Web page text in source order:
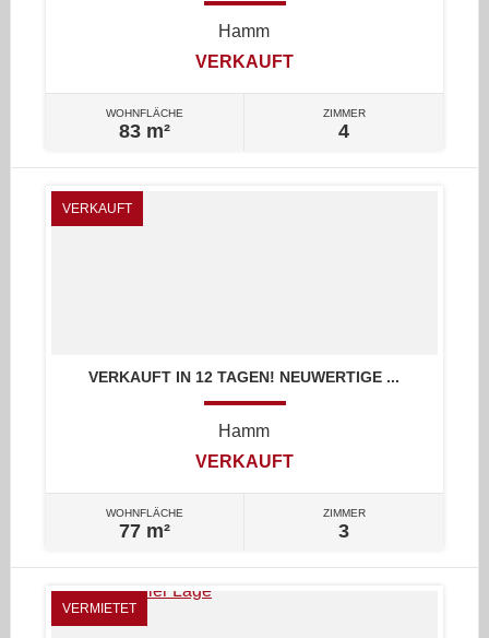
Hamm
VERKAUFT
WOHNFLÄCHE
83 m²
ZIMMER
4
VERKAUFT
VERKAUFT IN 12 TAGEN! NEUWERTIGE ...
Hamm
VERKAUFT
WOHNFLÄCHE
77 m²
ZIMMER
3
VERMIETET